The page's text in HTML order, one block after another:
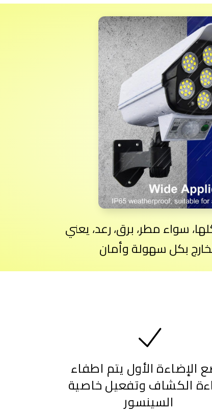
سواء مطر، برق، رعد، يعني
بكل سهولة وأمان
الإضاءة الأول يتم اطفاء
الكشاف وتفعيل خاصية
السينسور